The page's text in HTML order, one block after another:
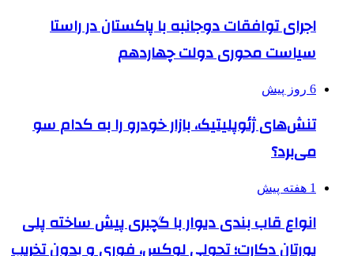
اجرای توافقات دوجانبه با پاکستان در راستا
سیاست محوری دولت چهاردهم
6 روز پیش
تنش‌های ژئوپلیتیک، بازار خودرو را به کدام سو
می‌برد؟
1 هفته پیش
انواع قاب بندی دیوار با گچبری پیش ساخته پلی
یورتان دکارت؛ تحولی لوکس، فوری و بدون تخریب